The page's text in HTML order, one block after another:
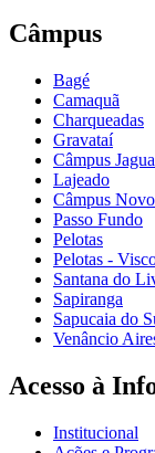
Câmpus
Bagé
Camaquã
Charqueadas
Gravataí
Câmpus
Lajeado
Câmpus
Passo Fundo
Pelotas
Pelotas -
Santana do
Sapiranga
Sapucaia do
Venâncio
Acesso à
Institucional